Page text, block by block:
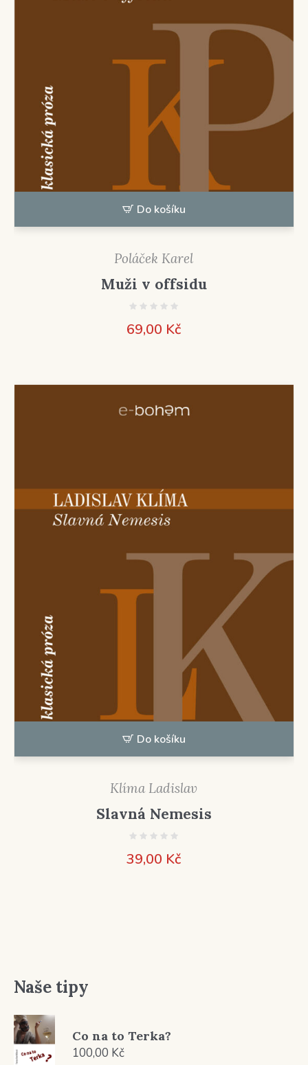
Do košíku
Poláček Karel
Muži v offsidu
69,00 Kč
Do košíku
Klíma Ladislav
Slavná Nemesis
39,00 Kč
Naše tipy
Co na to Terka?
100,00 Kč